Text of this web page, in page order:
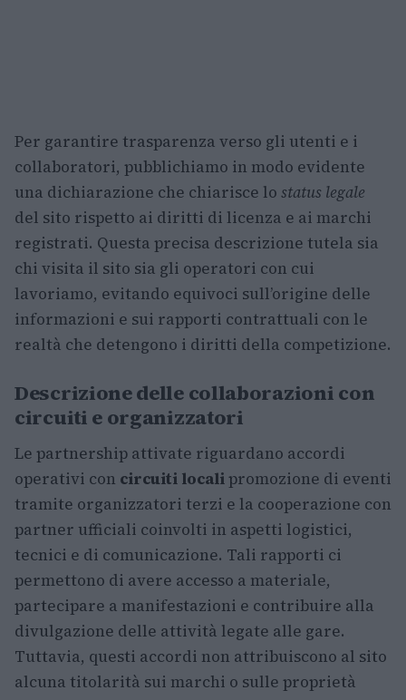
Per garantire trasparenza verso gli utenti e i
collaboratori, pubblichiamo in modo evidente
una dichiarazione che chiarisce lo status legale
del sito rispetto ai diritti di licenza e ai marchi
registrati. Questa precisa descrizione tutela sia
chi visita il sito sia gli operatori con cui
lavoriamo, evitando equivoci sull’origine delle
informazioni e sui rapporti contrattuali con le
realtà che detengono i diritti della competizione.
Descrizione delle collaborazioni con
circuiti e organizzatori
Le partnership attivate riguardano accordi
operativi con circuiti localipromozione di eventi
tramite organizzatori terzi e la cooperazione con
partner ufficiali coinvolti in aspetti logistici,
tecnici e di comunicazione. Tali rapporti ci
permettono di avere accesso a materiale,
partecipare a manifestazioni e contribuire alla
divulgazione delle attività legate alle gare.
Tuttavia, questi accordi non attribuiscono al sito
alcuna titolarità sui marchi o sulle proprietà